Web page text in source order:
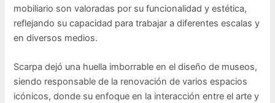
mobiliario son valoradas por su funcionalidad y estética,
reflejando su capacidad para trabajar a diferentes escalas y
en diversos medios.
Scarpa dejó una huella imborrable en el diseño de museos,
siendo responsable de la renovación de varios espacios
icónicos, donde su enfoque en la interacción entre el arte y